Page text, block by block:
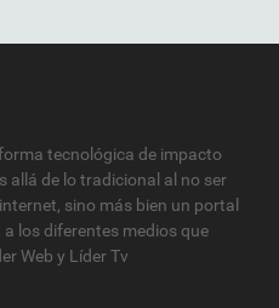
tecnológica de impacto
allá de lo tradicional al no ser
sino más bien un portal
los diferentes medios que
Web y Líder Tv